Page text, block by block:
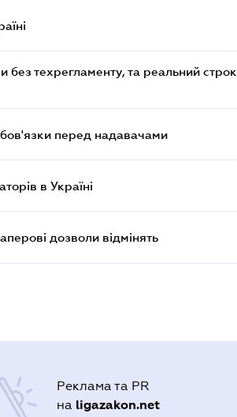
без техрегламенту, та реальний строк
перед надавачами
в Україні
дозволи відмінять
Реклама та PR
на ligazakon.net